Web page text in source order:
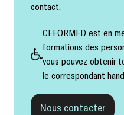
contact.
CEFORMED est en
formations des
vous pouvez obtenir
le correspondant
Nous contacter